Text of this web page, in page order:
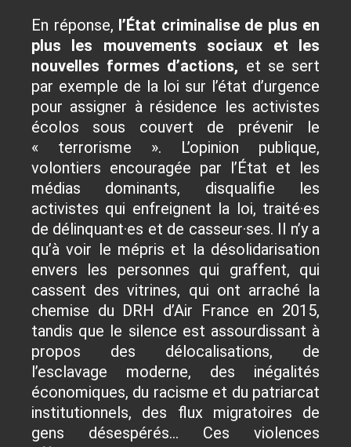
En réponse, l’État criminalise de plus en
plus les mouvements sociaux et les
nouvelles formes d’actions, et se sert
par exemple de la loi sur l’état d’urgence
pour assigner à résidence les activistes
écolos sous couvert de prévenir le
« terrorisme ». L’opinion publique,
volontiers encouragée par l’État et les
médias dominants, disqualifie les
activistes qui enfreignent la loi, traité·es
de délinquant·es et de casseur·ses. Il n’y a
qu’à voir le mépris et la désolidarisation
envers les personnes qui graffent, qui
cassent des vitrines, qui ont arraché la
chemise du DRH d’Air France en 2015,
tandis que le silence est assourdissant à
propos des délocalisations, de
l’esclavage moderne, des inégalités
économiques, du racisme et du patriarcat
institutionnels, des flux migratoires de
gens désespérés… Ces violences